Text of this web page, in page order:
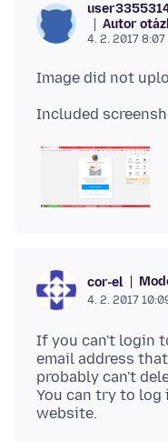
Autor
4. 2. 2017 8:07
cor-el
4. 2. 2017
If you can't login
email address
probably can't
You can try to